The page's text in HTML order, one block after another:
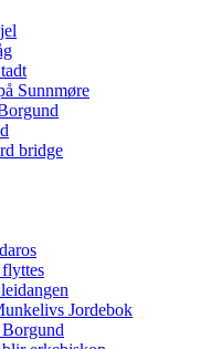
Sunnmøre
bridge
flyttes
Jordebok